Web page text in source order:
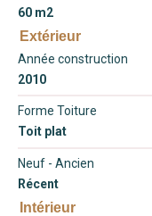
60 m2
Extérieur
Année construction
2010
Forme Toiture
Toit plat
Neuf - Ancien
Récent
Intérieur